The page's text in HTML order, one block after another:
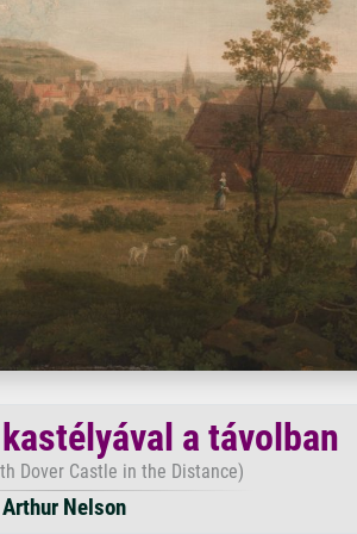
a távolban
Dover Castle in the Distance)
Arthur Nelson